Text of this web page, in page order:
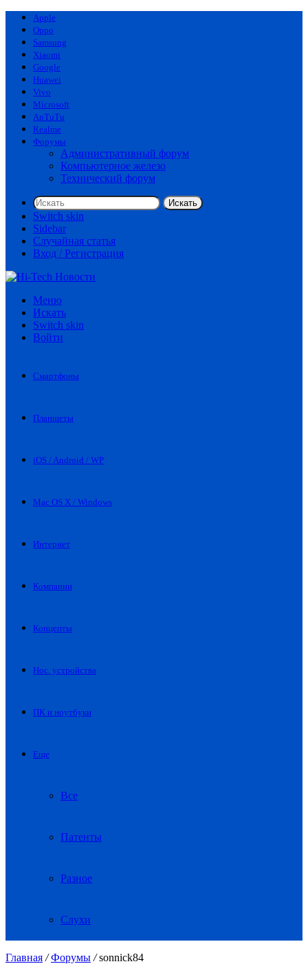
Apple
Oppo
Samsung
Xiaomi
Google
Huawei
Vivo
Microsoft
AnTuTu
Realme
Форумы
Административный форум
Компьютерное железо
Технический форум
Искать
Switch skin
Sidebar
Случайная статья
Вход / Регистрация
Меню
Искать
Switch skin
Войти
Смартфоны
Планшеты
iOS / Android / WP
Mac OS X / Windows
Интернет
Компании
Концепты
Нос. устройства
ПК и ноутбуки
Еще
Все
Патенты
Разное
Слухи
Главная / Форумы / sonnick84